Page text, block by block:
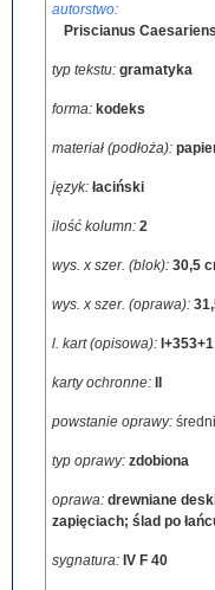
autorstwo:
Priscianus
typ tekstu: gramatyka
forma: kodeks
materiał (podłoża):
język: łaciński
ilość kolumn: 2
wys. x szer. (blok): 30,5
wys. x szer. (oprawa):
l. kart (opisowa):
karty ochronne:
powstanie oprawy:
typ oprawy: zdobiona
oprawa: drewniane
zapięciach; ślad po
sygnatura: IV F 40